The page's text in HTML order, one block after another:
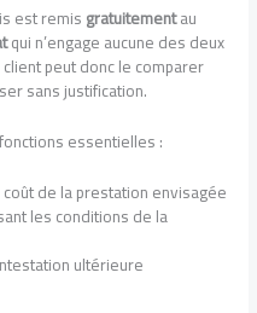
est remisgratuitementau
qui n’engage aucune des deux
client peut donc le comparer
sans justification.
essentielles :
de la prestation envisagée
les conditions de la
ultérieure